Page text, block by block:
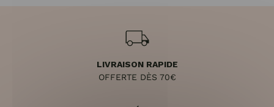
LIVRAISON RAPIDE
OFFERTE DÈS 70€